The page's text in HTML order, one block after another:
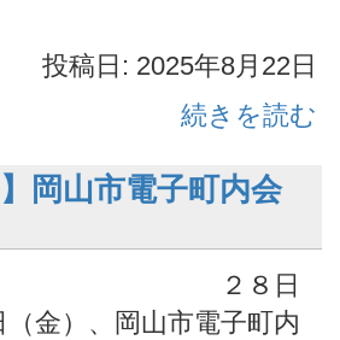
投稿日: 2025年8月22日
続きを読む
岡山市電子町内会
日
（金）、岡山市電子町内